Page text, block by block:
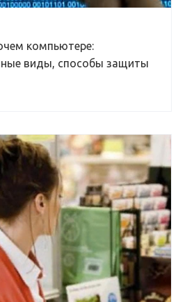
компьютере:
виды, способы защиты